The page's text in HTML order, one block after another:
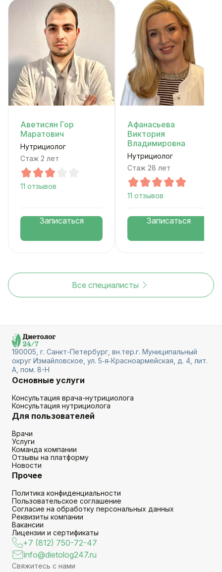
Аветисян Гор
Маратович
Нутрициолог
Стаж 2 лет
11 отзывов
Записаться
Афанасьева
Виктория
Владимировна
Нутрициолог
Стаж 28 лет
11 отзывов
Записаться
Все специалисты
190005, г. Санкт-Петербург, вн.тер.г. Муниципальный
округ Измайловское, ул. 5‑я‑Красноармейская, д. 4, лит.
А, пом. 8-Н
Основные услуги
Консультация врача-нутрициолога
Консультация нутрициолога
Для пользователей
Врачи
Услуги
Команда компании
Отзывы на платформу
Новости
Прочее
Политика конфиденциальности
Пользовательское соглашение
Согласие на обработку персональных данных
Реквизиты компании
Вакансии
Лицензии и сертификаты
+7 (812) 750-72-47
info@dietolog247.ru
Свяжитесь с нами